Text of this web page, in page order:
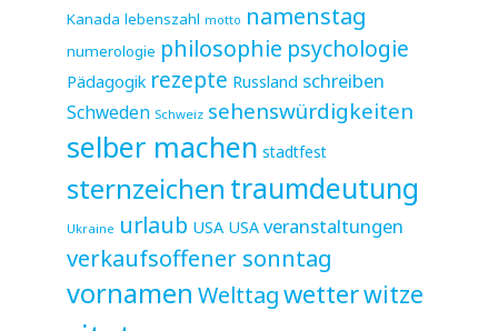
Kanada lebenszahl motto namenstag
numerologie philosophie psychologie
Pädagogik rezepte Russland schreiben
Schweden Schweiz sehenswürdigkeiten
selber machen stadtfest
sternzeichen traumdeutung
Ukraine urlaub USA USA veranstaltungen
verkaufsoffener sonntag
vornamen Welttagwetterwitze